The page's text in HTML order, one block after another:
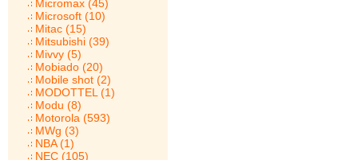
Micromax (45)
Microsoft (10)
Mitac (15)
Mitsubishi (39)
Mivvy (5)
Mobiado (20)
Mobile shot (2)
MODOTTEL (1)
Modu (8)
Motorola (593)
MWg (3)
NBA (1)
NEC (105)